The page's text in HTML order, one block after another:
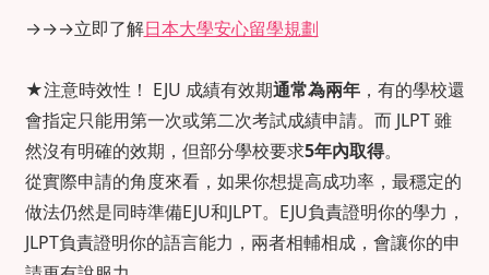
→→→立即了解日本大學安心留學規劃
★注意時效性！ EJU 成績有效期通常為兩年，有的學校還
會指定只能用第一次或第二次考試成績申請。而 JLPT 雖
然沒有明確的效期，但部分學校要求5年內取得。
從實際申請的角度來看，如果你想提高成功率，最穩定的
做法仍然是同時準備EJU和JLPT。EJU負責證明你的學力，
JLPT負責證明你的語言能力，兩者相輔相成，會讓你的申